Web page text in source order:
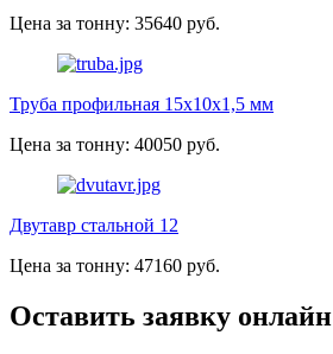
Цена за тонну: 35640 руб.
Труба профильная 15х10х1,5 мм
Цена за тонну: 40050 руб.
Двутавр стальной 12
Цена за тонну: 47160 руб.
Оставить заявку онлайн